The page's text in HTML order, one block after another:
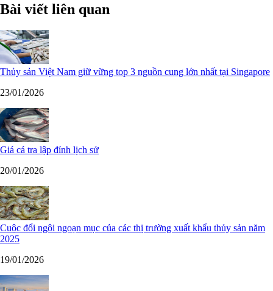
Bài viết liên quan
Thủy sản Việt Nam giữ vững top 3 nguồn cung lớn nhất tại Singapore
23/01/2026
Giá cá tra lập đỉnh lịch sử
20/01/2026
Cuộc đổi ngôi ngoạn mục của các thị trường xuất khẩu thủy sản năm
2025
19/01/2026